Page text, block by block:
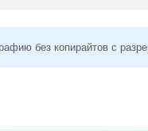
без копирайтов с